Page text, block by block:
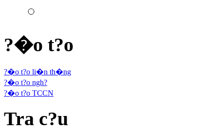
?�o t?o
?�o t?o li�n th�ng
?�o t?o ngh?
?�o t?o TCCN
Tra c?u